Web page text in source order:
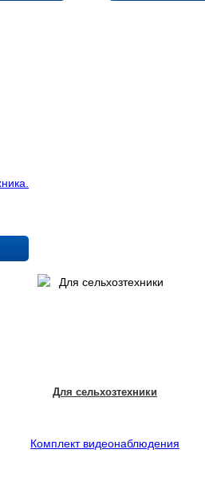
Для сельхозтехники
Комплект видеонаблюдения